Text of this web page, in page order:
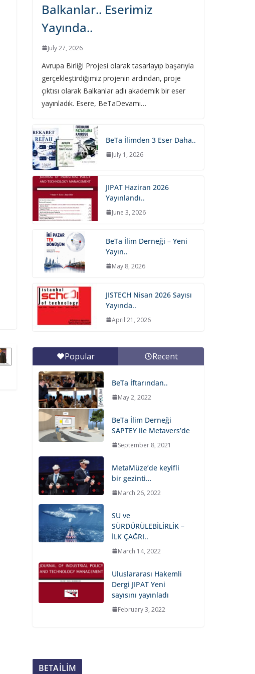
Balkanlar.. Eserimiz
Yayında..
July 27, 2026
Avrupa Birliği Projesi olarak tasarlayıp başarıyla
gerçekleştirdiğimiz projenin ardından, proje
çıktısı olarak Balkanlar adlı akademik bir eser
yayınladık. Esere, BeTaDevamı…
BeTa İlimden 3 Eser Daha..
July 1, 2026
JIPAT Haziran 2026
Yayınlandı..
June 3, 2026
BeTa İlim Derneği – Yeni
Yayın..
May 8, 2026
JISTECH Nisan 2026 Sayısı
Yayında..
April 21, 2026
Popular Recent
BeTa İftarından..
May 2, 2022
BeTa İlim Derneği
SAPTEY ile Metavers’de
September 8, 2021
MetaMüze’de keyifli
bir gezinti…
March 26, 2022
SU ve
SÜRDÜRÜLEBİLİRLİK –
İLK ÇAĞRI..
March 14, 2022
Uluslararası Hakemli
Dergi JIPAT Yeni
sayısını yayınladı
February 3, 2022
BETAİLİM